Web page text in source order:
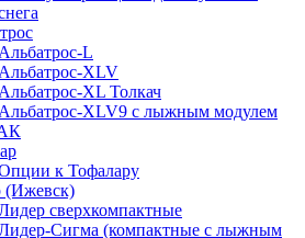
Альбатрос-L
Альбатрос-XLV
Альбатрос-XL Толкач
Альбатрос-XLV9 с лыжным модулем
к Тофалару
(Ижевск)
сверхкомпактные
Сигма (компактные с лыжным